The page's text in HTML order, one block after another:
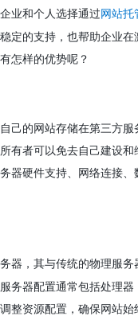
业和个人选择通过 网站托
定的支持，也帮助企业
怎样的优势呢？
己的网站存储在第三方
有者可以免去自己建设
器硬件支持、网络连接
器，其与传统的物理服
务器配置通常包括处理
整资源配置，确保网站始